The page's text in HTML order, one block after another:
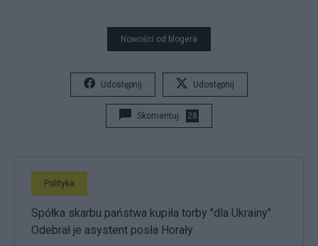
Nowości od blogera
Udostępnij Udostępnij
Skomentuj 28
Polityka
Spółka skarbu państwa kupiła torby "dla Ukrainy".
Odebrał je asystent posła Horały